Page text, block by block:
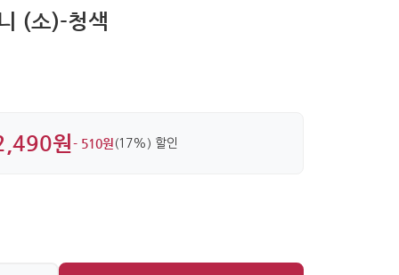
(소)-청색
원- 510원 (17%) 할인